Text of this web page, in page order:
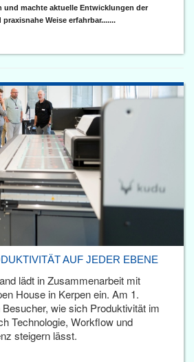
und machte aktuelle Entwicklungen der
Weise erfahrbar.......
AUF JEDER EBENE
lädt in Zusammenarbeit mit
House in Kerpen ein. Am 1.
wie sich Produktivität im
Technologie, Workflow und
steigern lässt.